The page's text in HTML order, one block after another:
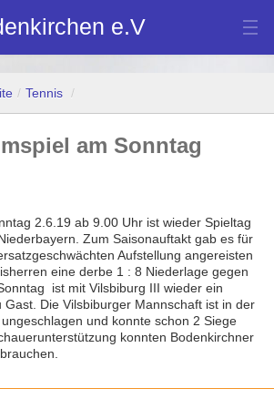
e.V
Wirt
/ Tennis /
am Sonntag
2.6.19 ab 9.00 Uhr ist wieder Spieltag
Zum Saisonauftakt gab es für
Aufstellung angereisten
eine derbe 1 : 8 Niederlage gegen
ist mit Vilsbiburg III wieder ein
Die Vilsbiburger Mannschaft ist in der
und konnte schon 2 Siege
konnten Bodenkirchner